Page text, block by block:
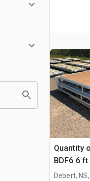
Quantity
BDF6 6
Boat
Debert,